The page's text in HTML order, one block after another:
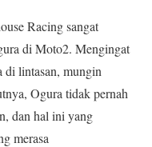
Racing sangat
di Moto2. Mengingat
di lintasan, mungin
Ogura tidak pernah
dan hal ini yang
merasa